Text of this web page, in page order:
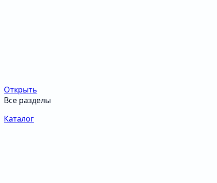
Открыть
Все разделы
Каталог